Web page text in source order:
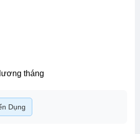
hoàn thành tốt công việc
13h4517h45